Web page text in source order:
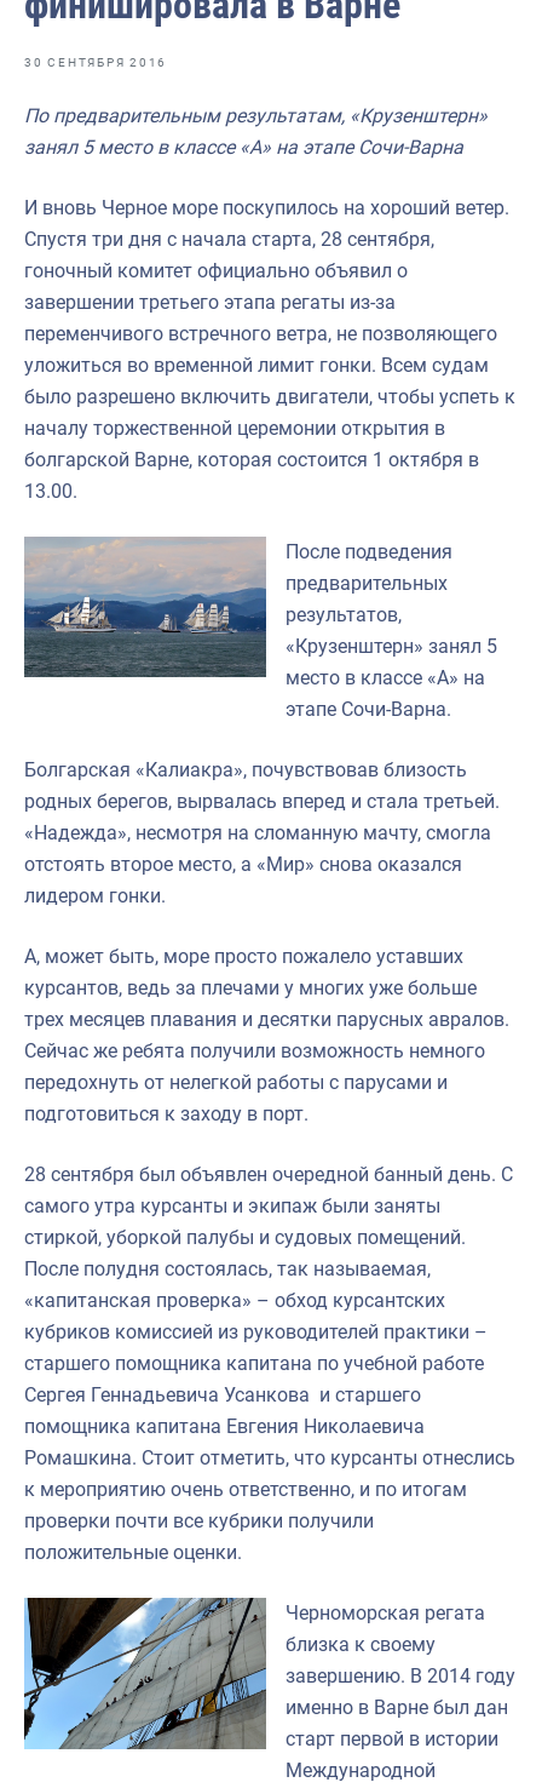
Отраслевые СМИ
Выставки и конференции
Научно-практическая литература
Рыбоохрана России
Отрасль в цифрах
Инфографика
Укрепление духовно-нравственных ценностей
30 СЕНТЯБРЯ 2016
По предварительным результатам, «Крузенштерн»
занял 5 место в классе «А» на этапе Сочи-Варна
И вновь Черное море поскупилось на хороший ветер.
Спустя три дня с начала старта, 28 сентября,
гоночный комитет официально объявил о
завершении третьего этапа регаты из-за
переменчивого встречного ветра, не позволяющего
уложиться во временной лимит гонки. Всем судам
было разрешено включить двигатели, чтобы успеть к
началу торжественной церемонии открытия в
болгарской Варне, которая состоится 1 октября в
13.00.
После подведения
предварительных
результатов,
«Крузенштерн» занял 5
место в классе «А» на
этапе Сочи-Варна.
Болгарская «Калиакра», почувствовав близость
родных берегов, вырвалась вперед и стала третьей.
«Надежда», несмотря на сломанную мачту, смогла
отстоять второе место, а «Мир» снова оказался
лидером гонки.
А, может быть, море просто пожалело уставших
курсантов, ведь за плечами у многих уже больше
трех месяцев плавания и десятки парусных авралов.
Сейчас же ребята получили возможность немного
передохнуть от нелегкой работы с парусами и
подготовиться к заходу в порт.
28 сентября был объявлен очередной банный день. С
самого утра курсанты и экипаж были заняты
стиркой, уборкой палубы и судовых помещений.
После полудня состоялась, так называемая,
«капитанская проверка» – обход курсантских
кубриков комиссией из руководителей практики –
старшего помощника капитана по учебной работе
Сергея Геннадьевича Усанкова и старшего
помощника капитана Евгения Николаевича
Ромашкина. Стоит отметить, что курсанты отнеслись
к мероприятию очень ответственно, и по итогам
проверки почти все кубрики получили
положительные оценки.
Черноморская регата
близка к своему
завершению. В 2014 году
именно в Варне был дан
старт первой в истории
Международной